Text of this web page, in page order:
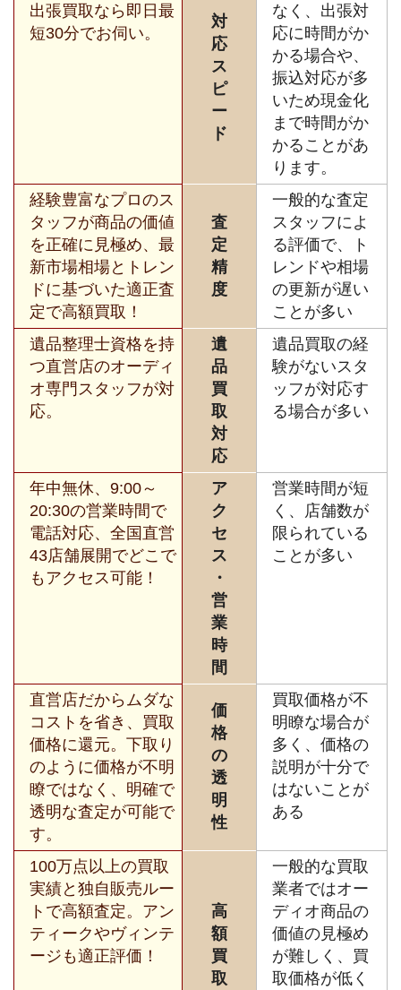
出張買取なら即日最
短30分でお伺い。
対
応
ス
ピ
ー
ド
なく、出張対
応に時間がか
かる場合や、
振込対応が多
いため現金化
まで時間がか
かることがあ
ります。
経験豊富なプロのス
タッフが商品の価値
を正確に見極め、最
新市場相場とトレン
ドに基づいた適正査
定で高額買取！
査
定
精
度
一般的な査定
スタッフによ
る評価で、ト
レンドや相場
の更新が遅い
ことが多い
遺品整理士資格を持
つ直営店のオーディ
オ専門スタッフが対
応。
遺
品
買
取
対
応
遺品買取の経
験がないスタ
ッフが対応す
る場合が多い
年中無休、9:00～
20:30の営業時間で
電話対応、全国直営
43店舗展開でどこで
もアクセス可能！
ア
ク
セ
ス
・
営
業
時
間
営業時間が短
く、店舗数が
限られている
ことが多い
直営店だからムダな
コストを省き、買取
価格に還元。下取り
のように価格が不明
瞭ではなく、明確で
透明な査定が可能で
す。
価
格
の
透
明
性
買取価格が不
明瞭な場合が
多く、価格の
説明が十分で
はないことが
ある
100万点以上の買取
実績と独自販売ルー
トで高額査定。アン
ティークやヴィンテ
ージも適正評価！
高
額
買
取
一般的な買取
業者ではオー
ディオ商品の
価値の見極め
が難しく、買
取価格が低く